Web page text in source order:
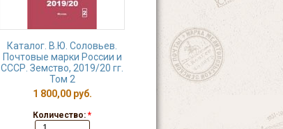
Каталог. В.Ю. Соловьев.
Почтовые марки России и
СССР. Земство, 2019/20 гг.
Том 2
1 800,00 руб.
Количество: *